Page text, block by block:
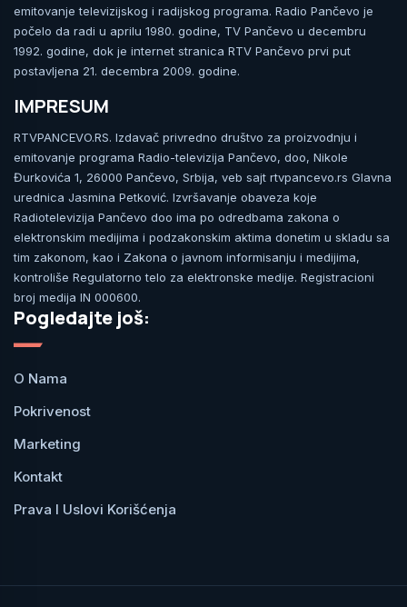
emitovanje televizijskog i radijskog programa. Radio Pančevo je
počelo da radi u aprilu 1980. godine, TV Pančevo u decembru
1992. godine, dok je internet stranica RTV Pančevo prvi put
postavljena 21. decembra 2009. godine.
IMPRESUM
RTVPANCEVO.RS. Izdavač privredno društvo za proizvodnju i
emitovanje programa Radio-televizija Pančevo, doo, Nikole
Đurkovića 1, 26000 Pančevo, Srbija, veb sajt rtvpancevo.rs Glavna
urednica Jasmina Petković. Izvršavanje obaveza koje
Radiotelevizija Pančevo doo ima po odredbama zakona o
elektronskim medijima i podzakonskim aktima donetim u skladu sa
tim zakonom, kao i Zakona o javnom informisanju i medijima,
kontroliše Regulatorno telo za elektronske medije. Registracioni
broj medija IN 000600.
Pogledajte još:
O Nama
Pokrivenost
Marketing
Kontakt
Prava I Uslovi Korišćenja